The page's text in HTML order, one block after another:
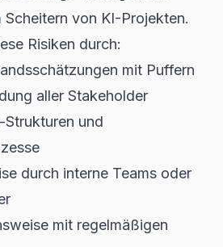
von KI-Projekten.
Risiken durch:
mit Puffern
aller Stakeholder
Strukturen und
durch interne Teams oder
mit regelmäßigen